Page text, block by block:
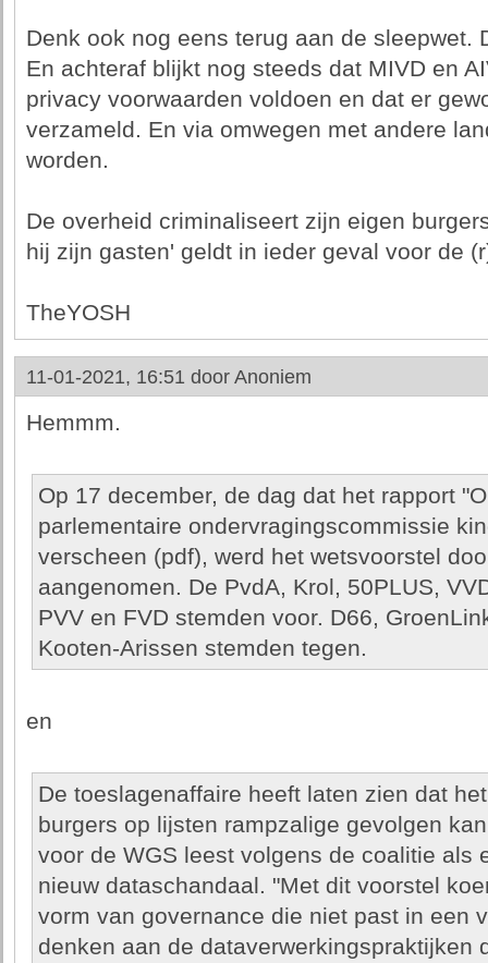
Denk ook nog eens terug aan de sleepwet.
En achteraf blijkt nog steeds dat MIVD en
privacy voorwaarden voldoen en dat er
verzameld. En via omwegen met andere
worden.
De overheid criminaliseert zijn eigen
hij zijn gasten' geldt in ieder geval voor de
TheYOSH
11-01-2021, 16:51 door Anoniem
Hemmm.
Op 17 december, de dag dat het rapport
parlementaire ondervragingscommissie
verscheen (pdf), werd het wetsvoorstel
aangenomen. De PvdA, Krol, 50PLUS,
PVV en FVD stemden voor. D66,
Kooten-Arissen stemden tegen.
en
De toeslagenaffaire heeft laten zien dat
burgers op lijsten rampzalige gevolgen
voor de WGS leest volgens de coalitie als
nieuw dataschandaal. "Met dit voorstel
vorm van governance die niet past in een
denken aan de dataverwerkingspraktijken